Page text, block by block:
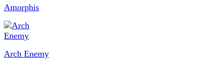
Amorphis
Arch Enemy